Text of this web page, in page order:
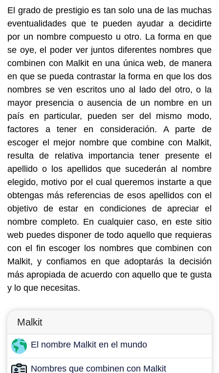
El grado de prestigio es tan solo una de las muchas
eventualidades que te pueden ayudar a decidirte
por un nombre compuesto u otro. La forma en que
se oye, el poder ver juntos diferentes nombres que
combinen con Malkit en una única web, de manera
en que se pueda contrastar la forma en que los dos
nombres se ven escritos uno al lado del otro, o la
mayor presencia o ausencia de un nombre en un
país en particular, pueden ser del mismo modo,
factores a tener en consideración. A parte de
escoger el mejor nombre que combine con Malkit,
resulta de relativa importancia tener presente el
apellido o los apellidos que sucederán al nombre
elegido, motivo por el cual queremos instarte a que
obtengas más referencias de esos apellidos con el
objetivo de estar en condiciones de apreciar el
nombre completo. En cualquier caso, en este sitio
web puedes disponer de todo aquello que requieras
con el fin escoger los nombres que combinen con
Malkit, y confiamos en que adoptarás la decisión
más apropiada de acuerdo con aquello que te gusta
y lo que necesitas.
Malkit
El nombre Malkit en el mundo
Nombres que combinen con Malkit